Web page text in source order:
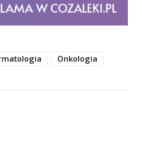
Onkologia